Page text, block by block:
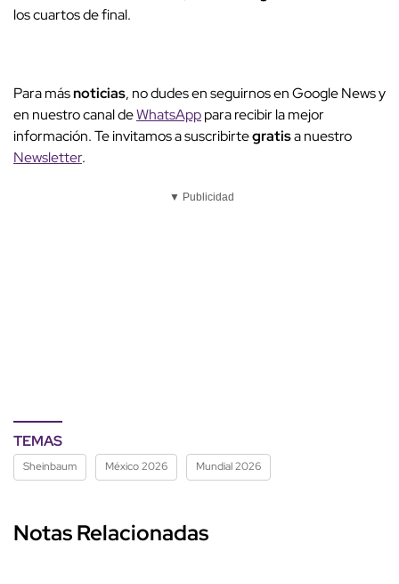
los cuartos de final.
Para másnoticias, no dudes en seguirnos en Google News y
en nuestro canal deWhatsApppara recibir la mejor
información. Te invitamos a suscribirtegratisa nuestro
Newsletter.
▼ Publicidad
TEMAS
Sheinbaum México 2026 Mundial 2026
Notas Relacionadas